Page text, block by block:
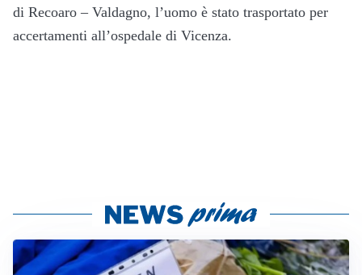
di Recoaro – Valdagno, l’uomo è stato trasportato per
accertamenti all’ospedale di Vicenza.